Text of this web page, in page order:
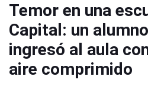
Temor en una
Capital: un
ingresó al aula
aire comprimido